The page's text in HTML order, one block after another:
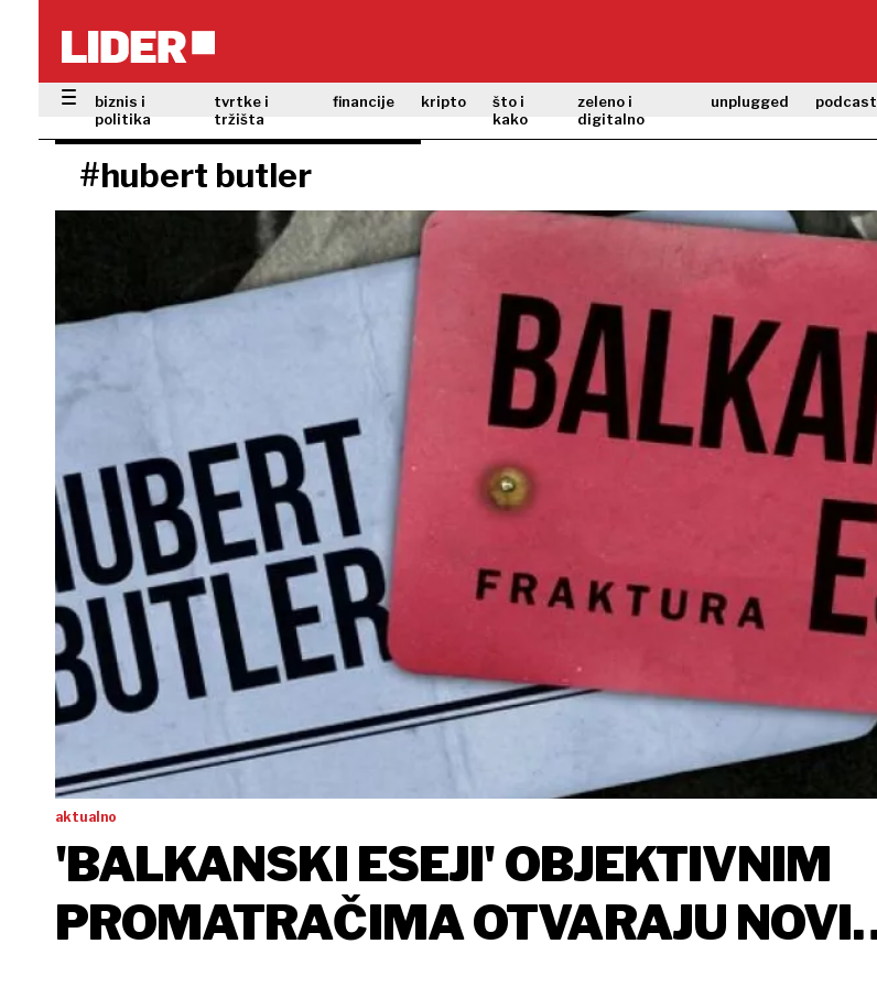
biznis i
politika
tvrtke i
tržišta
financije kripto
što i
kako
zeleno i
digitalno
unplugged podcast
#hubert butler
aktualno
'BALKANSKI ESEJI' OBJEKTIVNIM
PROMATRAČIMA OTVARAJU NOVI